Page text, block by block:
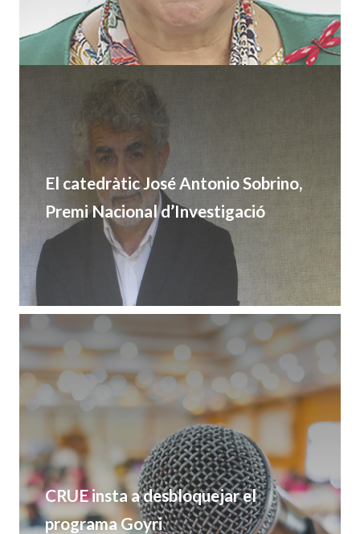
El catedràtic José Antonio Sobrino,
Premi Nacional d’Investigació
CRUE insta a desbloquejar el
programa Goyri